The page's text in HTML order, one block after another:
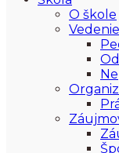
O škole